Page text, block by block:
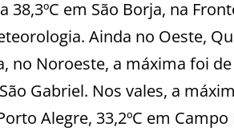
em São Borja, na
Ainda no Oeste,
no Noroeste, a máxima foi
Gabriel. Nos vales, a
Alegre, 33,2ºC em Campo